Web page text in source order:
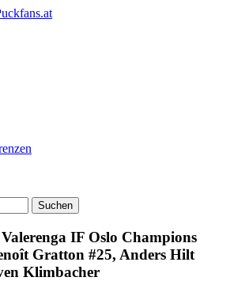
IF Oslo Champions
Gratton #25, Anders Hilt
Klimbacher